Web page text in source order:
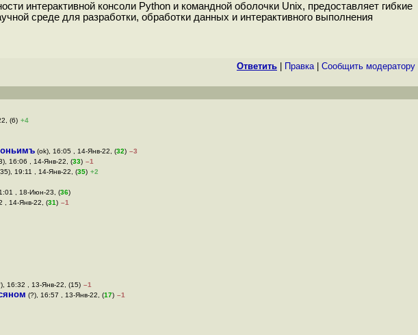
интерактивной консоли Python и командной оболочки Unix, предоставляет гибкие
среде для разработки, обработки данных и интерактивного выполнения
Ответить Правка| Cообщить модератору
(6) +4
(ok), 16:05 , 14-Янв-22, (32) –3
16:06 , 14-Янв-22, (33) –1
19:11 , 14-Янв-22, (35) +2
, 18-Июн-23, (36)
, 14-Янв-22, (31) –1
16:32 , 13-Янв-22, (15) –1
(?), 16:57 , 13-Янв-22, (17) –1